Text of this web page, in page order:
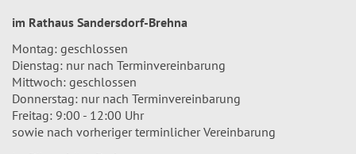
im Rathaus Sandersdorf-Brehna
Montag: geschlossen
Dienstag: nur nach Terminvereinbarung
Mittwoch: geschlossen
Donnerstag: nur nach Terminvereinbarung
Freitag: 9:00 - 12:00 Uhr
sowie nach vorheriger terminlicher Vereinbarung